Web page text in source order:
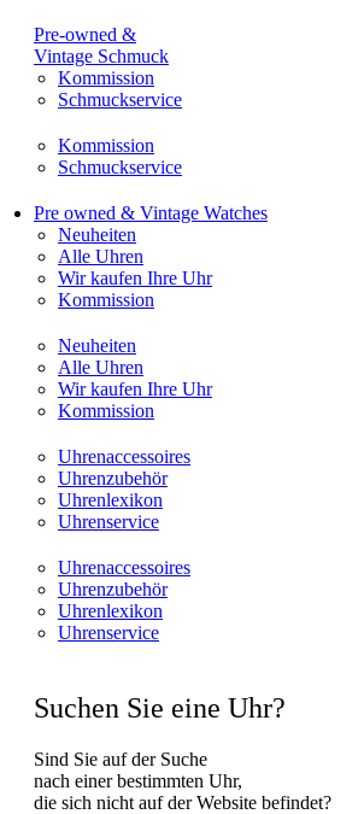
Pre-owned &
Vintage Schmuck
Kommission
Schmuckservice
Kommission
Schmuckservice
Pre owned & Vintage Watches
Neuheiten
Alle Uhren
Wir kaufen Ihre Uhr
Kommission
Neuheiten
Alle Uhren
Wir kaufen Ihre Uhr
Kommission
Uhrenaccessoires
Uhrenzubehör
Uhrenlexikon
Uhrenservice
Uhrenaccessoires
Uhrenzubehör
Uhrenlexikon
Uhrenservice
Suchen Sie eine Uhr?
Sind Sie auf der Suche
nach einer bestimmten Uhr,
die sich nicht auf der Website befindet?